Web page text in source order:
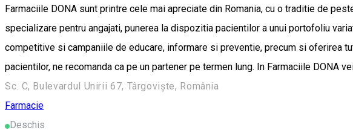
Farmaciile DONA sunt printre cele mai apreciate din Romania, cu o traditie de
specializare pentru angajati, punerea la dispozitia pacientilor a unui portofoliu
competitive si campaniile de educare, informare si preventie, precum si oferirea
pacientilor, ne recomanda ca pe un partener pe termen lung. In Farmaciile DONA
Sc. C, Bulevardul Unirii 67, Târgoviște, România
Farmacie
Deschis